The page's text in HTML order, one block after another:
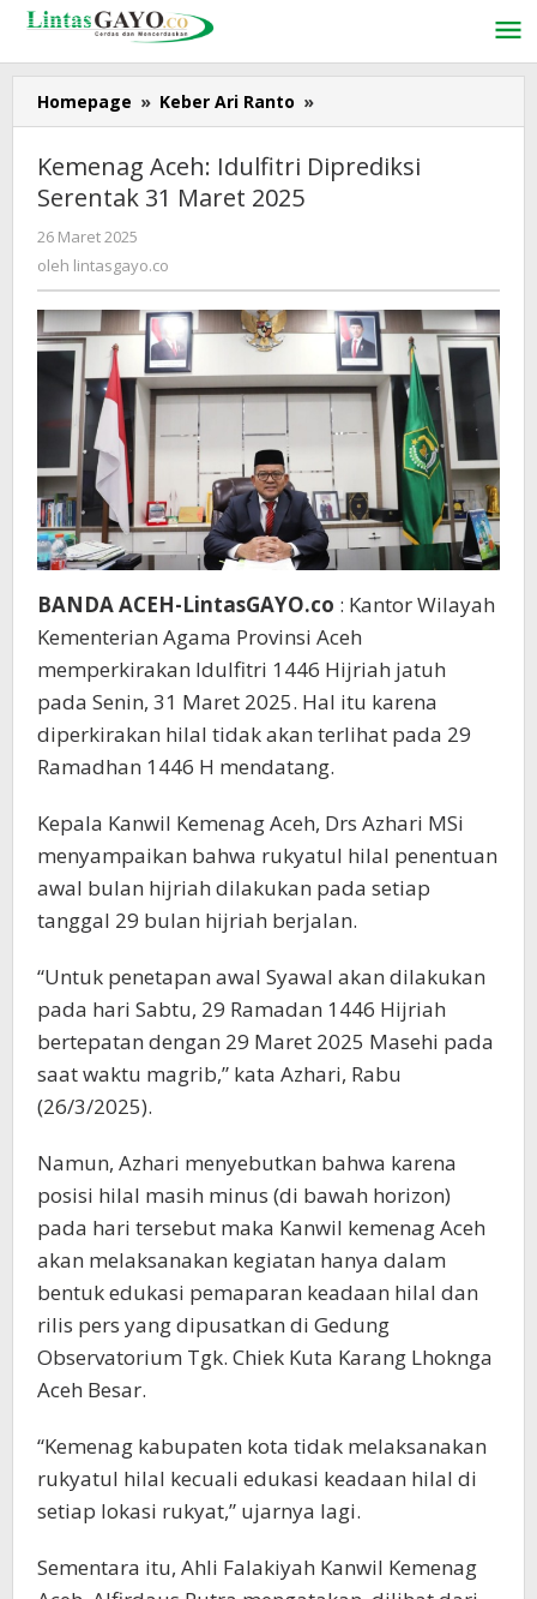
Lewati
konten
Homepage » Keber Ari Ranto »
Aceh:
Idulfitri
Diprediksi
Kemenag Aceh: Idulfitri Diprediksi
Serentak 31 Maret 2025
26 Maret 2025
lintasgayo.co
oleh lintasgayo.co
BANDA ACEH-LintasGAYO.co : Kantor Wilayah
Kementerian Agama Provinsi Aceh
memperkirakan Idulfitri 1446 Hijriah jatuh
pada Senin, 31 Maret 2025. Hal itu karena
diperkirakan hilal tidak akan terlihat pada 29
Ramadhan 1446 H mendatang.
Kepala Kanwil Kemenag Aceh, Drs Azhari MSi
menyampaikan bahwa rukyatul hilal penentuan
awal bulan hijriah dilakukan pada setiap
tanggal 29 bulan hijriah berjalan.
“Untuk penetapan awal Syawal akan dilakukan
pada hari Sabtu, 29 Ramadan 1446 Hijriah
bertepatan dengan 29 Maret 2025 Masehi pada
saat waktu magrib,” kata Azhari, Rabu
(26/3/2025).
Namun, Azhari menyebutkan bahwa karena
posisi hilal masih minus (di bawah horizon)
pada hari tersebut maka Kanwil kemenag Aceh
akan melaksanakan kegiatan hanya dalam
bentuk edukasi pemaparan keadaan hilal dan
rilis pers yang dipusatkan di Gedung
Observatorium Tgk. Chiek Kuta Karang Lhoknga
Aceh Besar.
“Kemenag kabupaten kota tidak melaksanakan
rukyatul hilal kecuali edukasi keadaan hilal di
setiap lokasi rukyat,” ujarnya lagi.
Sementara itu, Ahli Falakiyah Kanwil Kemenag